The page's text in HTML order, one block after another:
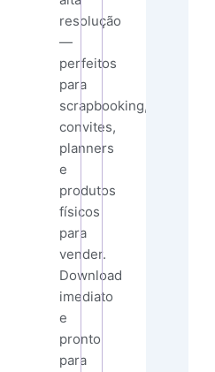
resolução
—
perfeitos
para
scrapbooking,
convites,
planners
e
produtos
físicos
para
vender.
Download
imediato
e
pronto
para